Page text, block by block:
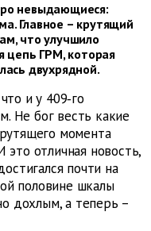
невыдающиеся:
Главное – крутящий
что улучшило
цепь ГРМ, которая
двухрядной.
и у 409‑го
Не бог весть какие
момента
это отличная новость,
почти на
половине шкалы
дохлым, а теперь –